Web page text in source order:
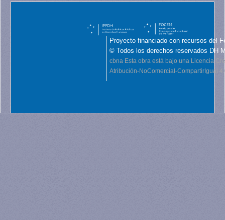
Proyecto financiado con recursos del
© Todos los derechos reservados DH
cbna Esta obra está bajo una Licencia
Atribución-NoComercial-CompartirIgual